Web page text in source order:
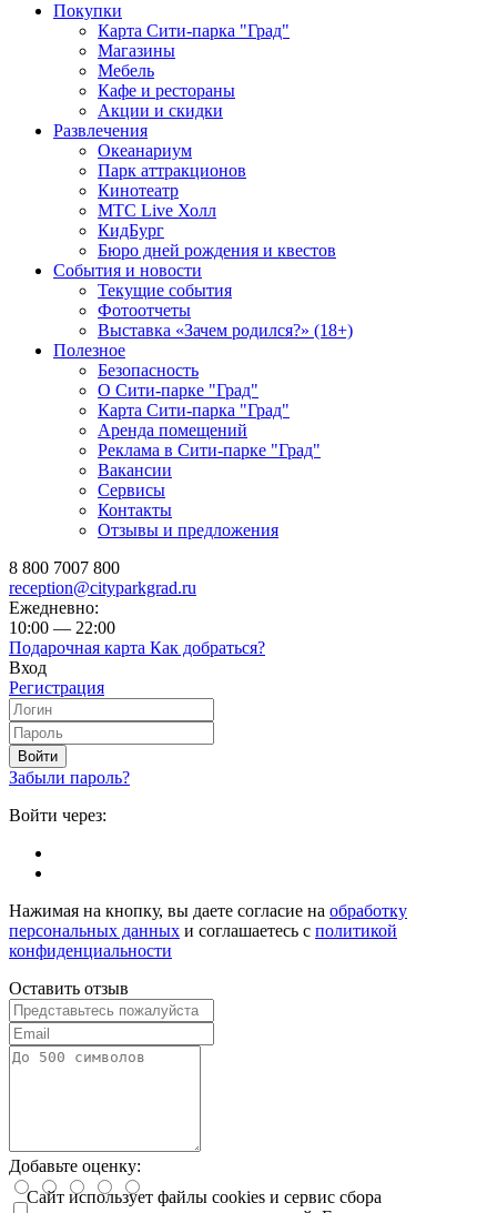
Покупки
Карта Сити-парка "Град"
Магазины
Мебель
Кафе и рестораны
Акции и скидки
Развлечения
Океанариум
Парк аттракционов
Кинотеатр
МТС Live Холл
КидБург
Бюро дней рождения и квестов
События и новости
Текущие события
Фотоотчеты
Выставка «Зачем родился?» (18+)
Полезное
Безопасность
О Сити-парке "Град"
Карта Сити-парка "Град"
Аренда помещений
Реклама в Сити-парке "Град"
Вакансии
Сервисы
Контакты
Отзывы и предложения
8 800 7007 800
reception@cityparkgrad.ru
Ежедневно:
10:00 — 22:00
Подарочная карта Как добраться?
Вход
Регистрация
Войти
Забыли пароль?
Войти через:
Нажимая на кнопку, вы даете согласие на обработку
персональных данных и соглашаетесь с политикой
конфиденциальности
Оставить отзыв
Добавьте оценку:
Сайт использует файлы cookies и сервис сбора